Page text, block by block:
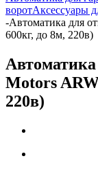
воротАксессуары
-Автоматика для
600кг, до 8м, 220в)
Motors
220в)